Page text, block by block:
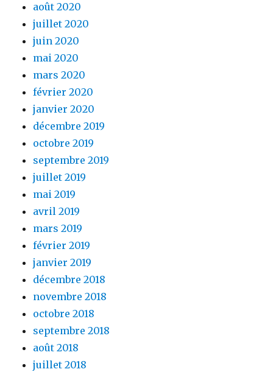
août 2020
juillet 2020
juin 2020
mai 2020
mars 2020
février 2020
janvier 2020
décembre 2019
octobre 2019
septembre 2019
juillet 2019
mai 2019
avril 2019
mars 2019
février 2019
janvier 2019
décembre 2018
novembre 2018
octobre 2018
septembre 2018
août 2018
juillet 2018